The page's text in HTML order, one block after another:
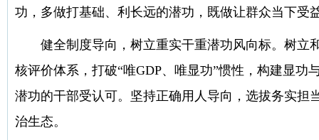
功，多做打基础、利长远的潜功，既做让群众当下受
健全制度导向，树立重实干重潜功风向标。树立
核评价体系，打破“唯GDP、唯显功”惯性，构建显
潜功的干部受认可。坚持正确用人导向，选拔务实
治生态。